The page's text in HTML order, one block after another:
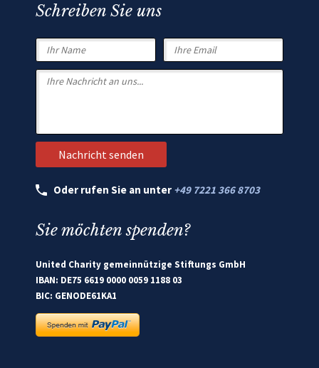
Schreiben Sie uns
Oder rufen Sie an unter +49 7221 366 8703
Sie möchten spenden?
United Charity gemeinnützige Stiftungs GmbH
IBAN: DE75 6619 0000 0059 1188 03
BIC: GENODE61KA1